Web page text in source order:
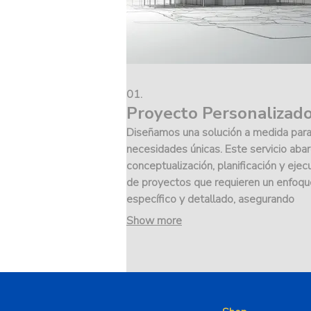
01.
Proyecto
Diseñamos una solución a medida
necesidades únicas. Este servicio
conceptualización, planificación y
de proyectos que requieren un
específico y detallado, asegurando
resultados optimizados.
Show more